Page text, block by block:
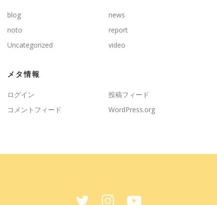
blog
news
noto
report
Uncategorized
video
メタ情報
ログイン
投稿フィード
コメントフィード
WordPress.org